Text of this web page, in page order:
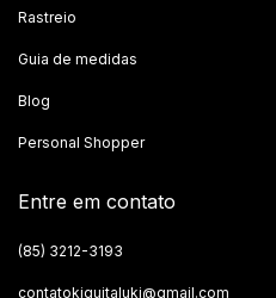
Rastreio
Guia de medidas
Blog
Personal Shopper
Entre em contato
(85) 3212-3193
contatokiquitaluki@gmail.com